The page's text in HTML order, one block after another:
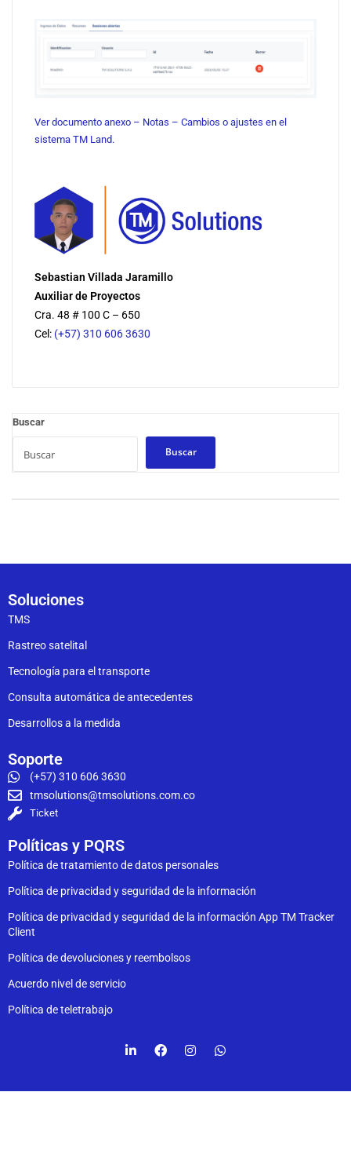
Ver documento anexo – Notas – Cambios o ajustes en el
sistema TM Land.
Sebastian Villada Jaramillo
Auxiliar de Proyectos
Cra. 48 # 100 C – 650
Cel: (+57) 310 606 3630
Buscar
Buscar
Soluciones
TMS
Rastreo satelital
Tecnología para el transporte
Consulta automática de antecedentes
Desarrollos a la medida
Soporte
(+57) 310 606 3630
tmsolutions@tmsolutions.com.co
Ticket
Políticas y PQRS
Política de tratamiento de datos personales
Política de privacidad y seguridad de la información
Política de privacidad y seguridad de la información App TM Tracker
Client
Política de devoluciones y reembolsos
Acuerdo nivel de servicio
Política de teletrabajo